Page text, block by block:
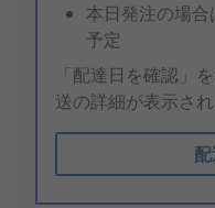
本日発注の場合
予定
「配達日を確認」
送の詳細が表示され